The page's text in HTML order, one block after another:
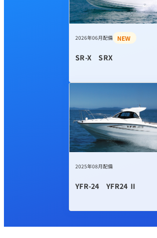
2026年06月配備 NEW
SR-X SRX
2025年08月配備
YFR-24 YFR24 Ⅱ